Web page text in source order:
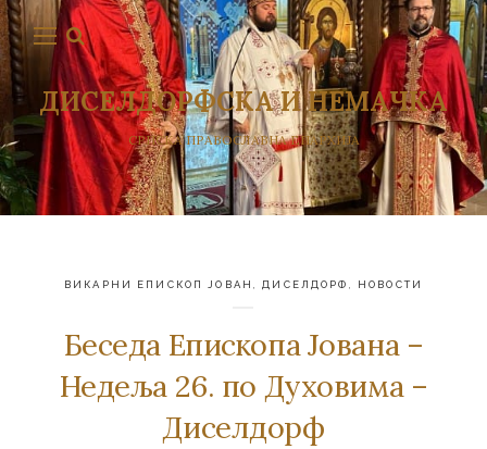
ДИСЕЛДОРФСКА И НЕМАЧКА
СРПСКА ПРАВОСЛАВНА ЕПАРХИЈА
ВИКАРНИ ЕПИСКОП ЈОВАН ,ДИСЕЛДОРФ НОВОСТИ
Беседа Епископа Јована –
Недеља 26. по Духовима –
Диселдорф